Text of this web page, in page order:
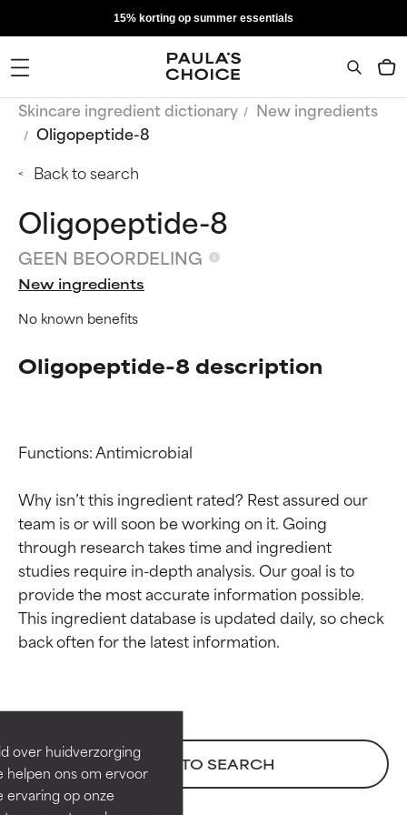
over huidverzorging
helpen ons om ervoor
ervaring op onze
15% korting op summer essentials
Skincare ingredient dictionary
New ingredients
Oligopeptide-8
Back to search
Oligopeptide-8
GEEN BEOORDELING
New ingredients
No known benefits
Oligopeptide-8 description
Functions: Antimicrobial
Why isn’t this ingredient rated? Rest assured our
team is or will soon be working on it. Going
through research takes time and ingredient
studies require in-depth analysis. Our goal is to
provide the most accurate information possible.
This ingredient database is updated daily, so check
BACK TO SEARCH
Beoordelingen van
Bewezen en ondersteund door
onafhankelijk onderzoek.
Uitstekend actief ingrediënt
voor de meeste huidtypen of
Beoordelingen van
Bewezen en ondersteund door
onafhankelijk onderzoek.
Uitstekend actief ingrediënt
voor de meeste huidtypen of